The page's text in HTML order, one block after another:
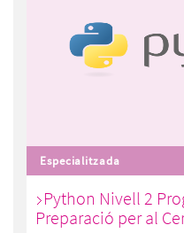
Especialitzada
Python Nivell 2
Preparació per al